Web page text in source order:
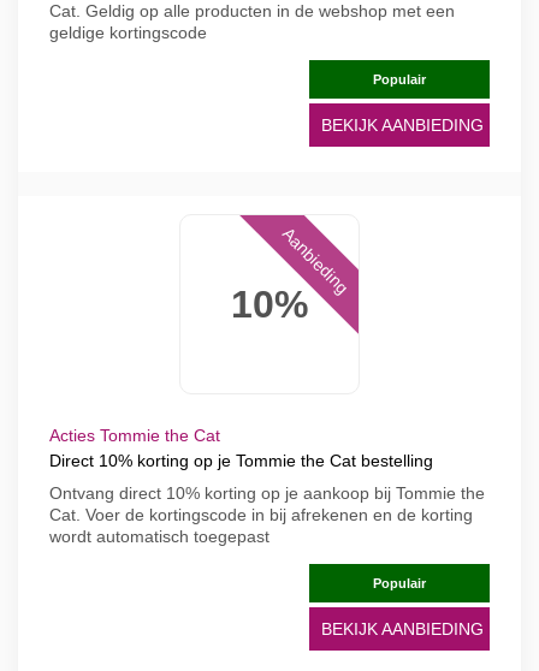
Cat. Geldig op alle producten in de webshop met een
geldige kortingscode
Populair
BEKIJK AANBIEDING
10%
Aanbieding
Acties Tommie the Cat
Direct 10% korting op je Tommie the Cat bestelling
Ontvang direct 10% korting op je aankoop bij Tommie the
Cat. Voer de kortingscode in bij afrekenen en de korting
wordt automatisch toegepast
Populair
BEKIJK AANBIEDING